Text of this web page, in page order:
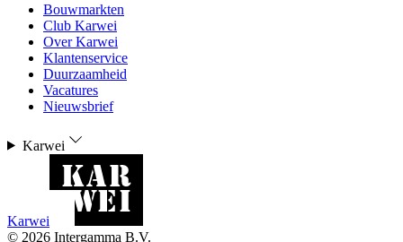
Bouwmarkten
Club Karwei
Over Karwei
Klantenservice
Duurzaamheid
Vacatures
Nieuwsbrief
Karwei
Karwei
© 2026 Intergamma B.V.